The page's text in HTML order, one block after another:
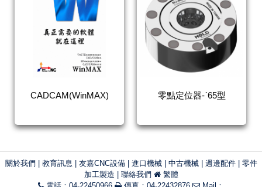
CADCAM(WinMAX) 零點定位器-ˊ65型
關於我們 教育訊息 友嘉CNC設備| 進口機械| 中古機械| 週邊配件| 零件
加工製造
聯絡我們
繁體